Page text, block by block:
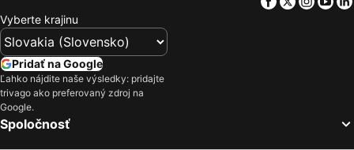
Vyberte krajinu
Pridať na Google
Ľahko nájdite naše výsledky: pridajte
trivago ako preferovaný zdroj na
Google.
Spoločnosť